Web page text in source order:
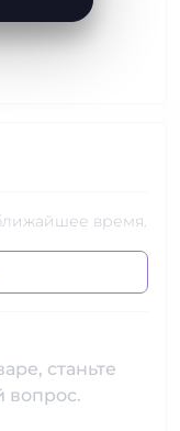
время.
станьте
вопрос.